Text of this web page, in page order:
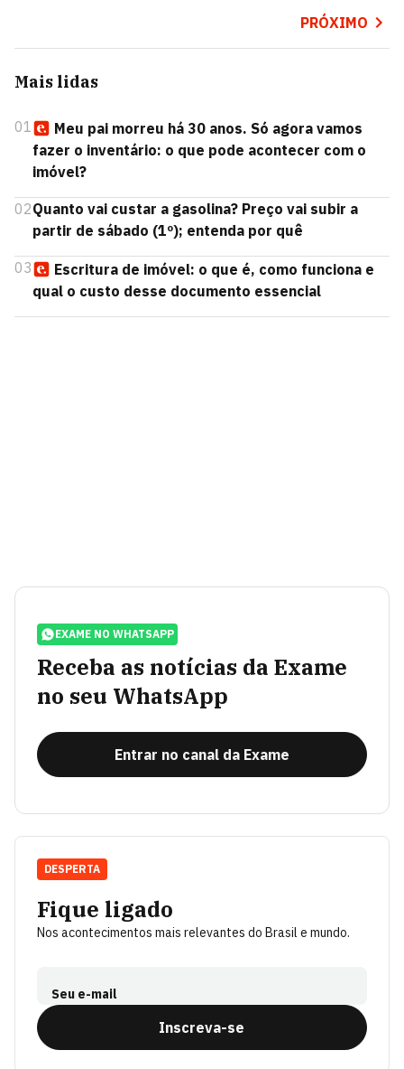
PRÓXIMO
Mais lidas
01
Meu pai morreu há 30 anos. Só agora vamos
fazer o inventário: o que pode acontecer com o
imóvel?
02Quanto vai custar a gasolina? Preço vai subir a
partir de sábado (1º); entenda por quê
03
Escritura de imóvel: o que é, como funciona e
qual o custo desse documento essencial
EXAME NO WHATSAPP
Receba as notícias da Exame
no seu WhatsApp
Entrar no canal da Exame
Fique ligado
Nos acontecimentos mais relevantes do Brasil e mundo.
Seu e-mail
Inscreva-se
DESPERTA